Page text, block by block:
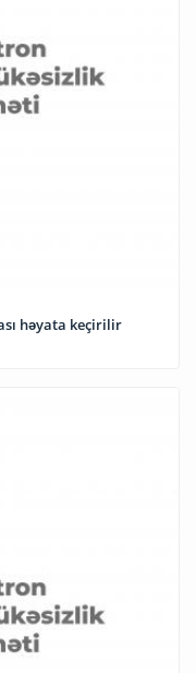
həyata keçirilir